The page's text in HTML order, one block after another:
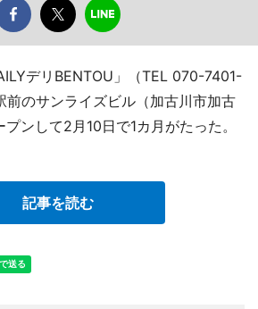
デリBENTOU」（TEL 070-7401-
前のサンライズビル（加古川市加古
ンして2月10日で1カ月がたった。
記事を読む